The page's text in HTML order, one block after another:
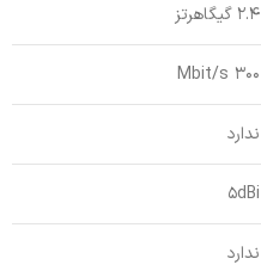
2.4 گیگاهرتز
300 Mbit/s
ندارد
5dBi
ندارد